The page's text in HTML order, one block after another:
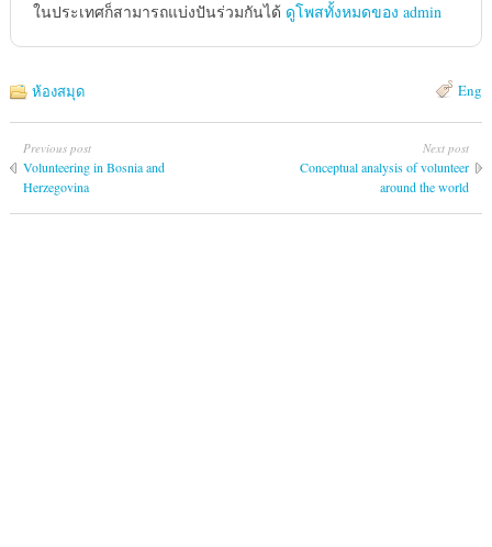
ในประเทศก็สามารถแบ่งปันร่วมกันได้ ดูโพสทั้งหมดของ admin
Eng
ห้องสมุด
Previous post
Volunteering in Bosnia and
Herzegovina
Next post
Conceptual analysis of volunteer
around the world